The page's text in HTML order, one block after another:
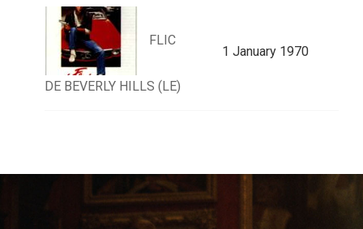
FLIC
DE BEVERLY HILLS (LE)
1 January 1970